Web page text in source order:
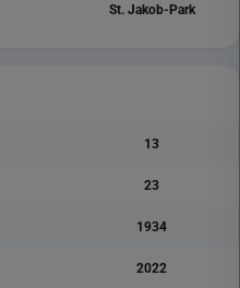
St. Jakob-Park
13
23
1934
2022